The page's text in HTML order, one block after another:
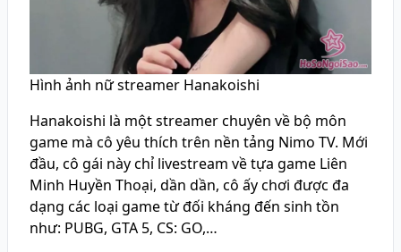
Hình ảnh nữ streamer Hanakoishi
Hanakoishi là một streamer chuyên về bộ môn
game mà cô yêu thích trên nền tảng Nimo TV. Mới
đầu, cô gái này chỉ livestream về tựa game Liên
Minh Huyền Thoại, dần dần, cô ấy chơi được đa
dạng các loại game từ đối kháng đến sinh tồn
như: PUBG, GTA 5, CS: GO,…